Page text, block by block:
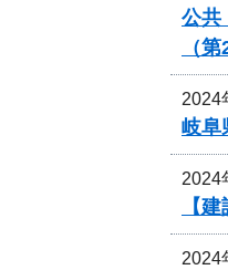
公共
（
2024
岐阜
2024
【
2024